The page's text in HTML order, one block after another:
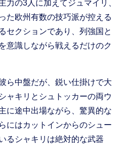
力の3人に加えてジュマイリ、
た欧州有数の技巧派が控える
セクションであり、列強国と
意識しながら戦えるだけのク
ら中盤だが、鋭い仕掛けで大
ャキリとシュトッカーの両ウ
に途中出場ながら、驚異的な
にはカットインからのシュー
るシャキリは絶対的な武器